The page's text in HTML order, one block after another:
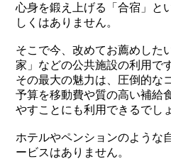
心身を鍛え上げる「合宿」と
しくはありません。
そこで今、改めてお薦めした
家」などの公共施設の利用で
その最大の魅力は、圧倒的な
予算を移動費や質の高い補給
やすことにも利用できるでし
ホテルやペンションのような
ービスはありません。